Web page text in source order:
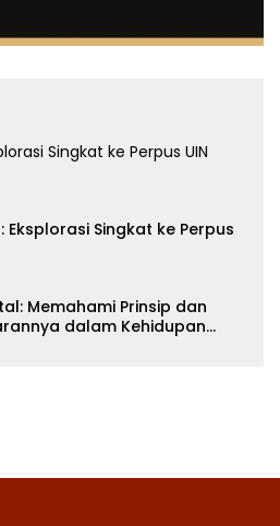
Eksplorasi Singkat ke Perpus
Memahami Prinsip dan
dalam Kehidupan